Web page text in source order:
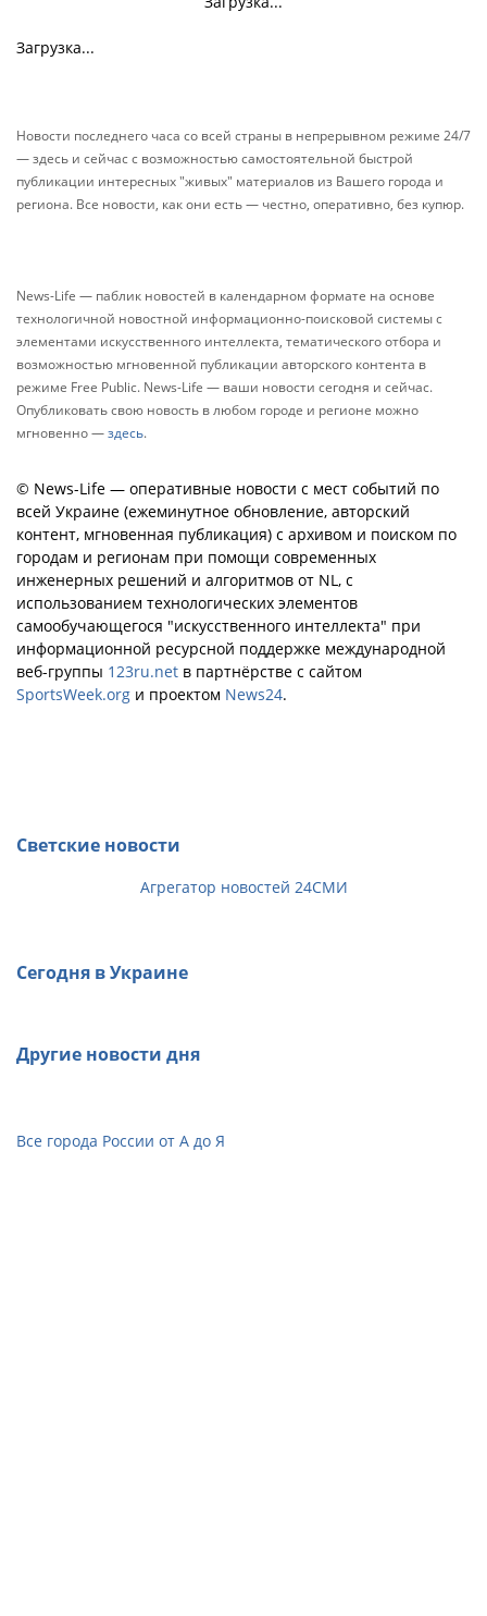
Загрузка...
Новости последнего часа со всей страны в непрерывном режиме 24/7
— здесь и сейчас с возможностью самостоятельной быстрой
публикации интересных "живых" материалов из Вашего города и
региона. Все новости, как они есть — честно, оперативно, без купюр.
News-Life — паблик новостей в календарном формате на основе
технологичной новостной информационно-поисковой системы с
элементами искусственного интеллекта, тематического отбора и
возможностью мгновенной публикации авторского контента в
режиме Free Public. News-Life — ваши новости сегодня и сейчас.
Опубликовать свою новость в любом городе и регионе можно
мгновенно —здесь.
© News-Life — оперативные новости с мест событий по
всей Украине (ежеминутное обновление, авторский
контент, мгновенная публикация) с архивом и поиском по
городам и регионам при помощи современных
инженерных решений и алгоритмов от NL, с
использованием технологических элементов
самообучающегося "искусственного интеллекта" при
информационной ресурсной поддержке международной
веб-группы 123ru.net в партнёрстве с сайтом
SportsWeek.org и проектом News24.
Светские новости
Агрегатор новостей 24СМИ
Сегодня в Украине
Другие новости дня
Все города России от А до Я